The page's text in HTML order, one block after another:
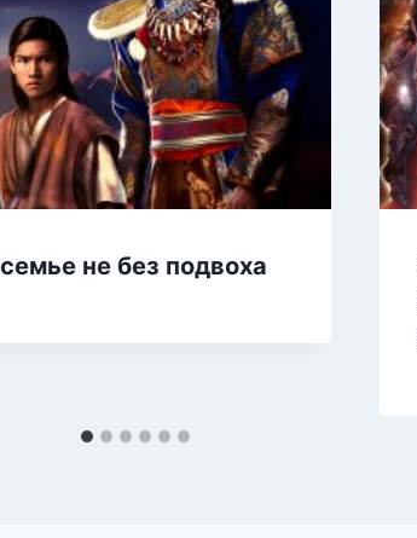
не без подвоха